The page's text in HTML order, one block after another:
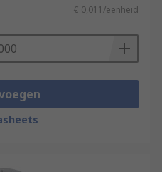
€ 0,011/eenheid